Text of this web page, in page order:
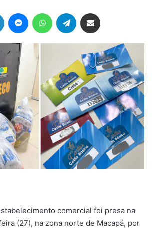
Linkedin MessengerWhatsAppTelegram
comercial foi presa na
(27), na zona norte de Macapá, por